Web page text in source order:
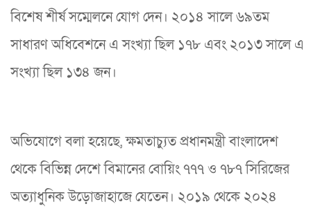
বিশেষ শীর্ষ সম্মেলনে যোগ দেন। ২০১৪ সালে ৬৯তম
সাধারণ অধিবেশনে এ সংখ্যা ছিল ১৭৮ এবং ২০১৩ সালে এ
সংখ্যা ছিল ১৩৪ জন।
অভিযোগে বলা হয়েছে, ক্ষমতাচ্যুত প্রধানমন্ত্রী বাংলাদেশ
থেকে বিভিন্ন দেশে বিমানের বোয়িং ৭৭৭ ও ৭৮৭ সিরিজের
অত্যাধুনিক উড়োজাহাজে যেতেন। ২০১৯ থেকে ২০২৪